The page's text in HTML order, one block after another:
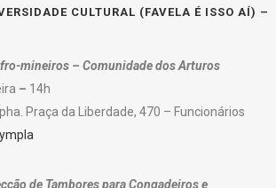
CULTURAL (FAVELA É ISSO AÍ) –
mineiros – Comunidade dos Arturos
– 14h
Praça da Liberdade, 470 – Funcionários
de Tambores para Congadeiros e